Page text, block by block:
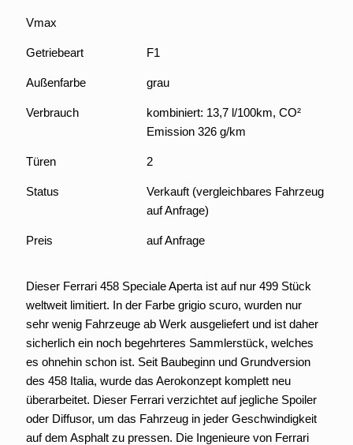
Vmax
Getriebeart F1
Außenfarbe grau
Verbrauch
kombiniert: 13,7 l/100km, CO²
Emission 326 g/km
Türen 2
Status
Verkauft (vergleichbares Fahrzeug
auf Anfrage)
Preis auf Anfrage
Dieser Ferrari 458 Speciale Aperta ist auf nur 499 Stück
weltweit limitiert. In der Farbe grigio scuro, wurden nur
sehr wenig Fahrzeuge ab Werk ausgeliefert und ist daher
sicherlich ein noch begehrteres Sammlerstück, welches
es ohnehin schon ist. Seit Baubeginn und Grundversion
des 458 Italia, wurde das Aerokonzept komplett neu
überarbeitet. Dieser Ferrari verzichtet auf jegliche Spoiler
oder Diffusor, um das Fahrzeug in jeder Geschwindigkeit
auf dem Asphalt zu pressen. Die Ingenieure von Ferrari